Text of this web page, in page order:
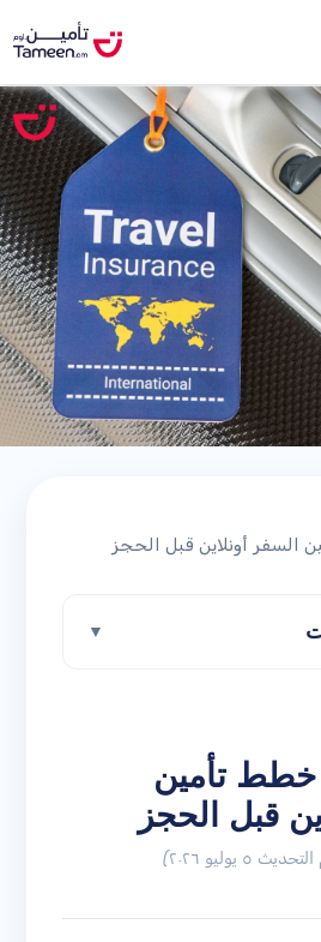
السفر أونلاين قبل الحجز
خطط تأمين
قبل الحجز
٥ يوليو ٢٠٢٦)
▼